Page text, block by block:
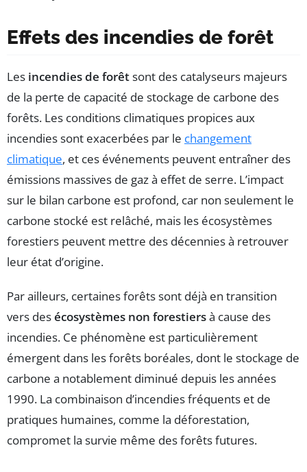
Effets des incendies de forêt
Les incendies de forêtsont des catalyseurs majeurs
de la perte de capacité de stockage de carbone des
forêts. Les conditions climatiques propices aux
incendies sont exacerbées par le changement
climatique, et ces événements peuvent entraîner des
émissions massives de gaz à effet de serre. L’impact
sur le bilan carbone est profond, car non seulement le
carbone stocké est relâché, mais les écosystèmes
forestiers peuvent mettre des décennies à retrouver
leur état d’origine.
Par ailleurs, certaines forêts sont déjà en transition
vers desécosystèmes non forestiersà cause des
incendies. Ce phénomène est particulièrement
émergent dans les forêts boréales, dont le stockage de
carbone a notablement diminué depuis les années
1990. La combinaison d’incendies fréquents et de
pratiques humaines, comme la déforestation,
compromet la survie même des forêts futures.